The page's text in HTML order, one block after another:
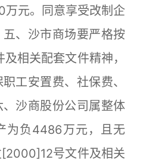
元。同意享受改制企
、沙市商场要严格按
相关配套文件精神，
工安置费、社保费、
沙商股份公司属整体
为负4486万元，且无
号文件及相关